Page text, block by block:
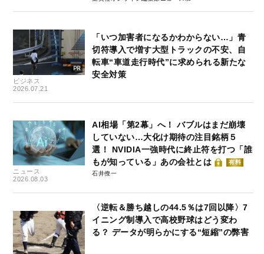
ビジネス
2026.07.21
「いつ加害者になるかわからない…」青
切符導入で増す大型トラックの不安、自
転車“車道走行時代”に求められる新たな
安全対策
ニュース
2026.08.03
AI相場「第2幕」へ！ バブルはまだ崩壊
していない…大化け期待の注目銘柄５
選！ NVIDIA一強時代に終止符を打つ「誰
もが知っている」あの会社とは
有料
石井僚一
〈逆転＆勝ち越しの44.5％は7回以降〉7
イニング制導入で高校野球はどう変わ
る？ データが明らかにする“短縮”の弊害